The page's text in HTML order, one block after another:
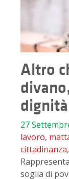
Altro
dignità
27
lavoro,
cittadinanza
soglia di